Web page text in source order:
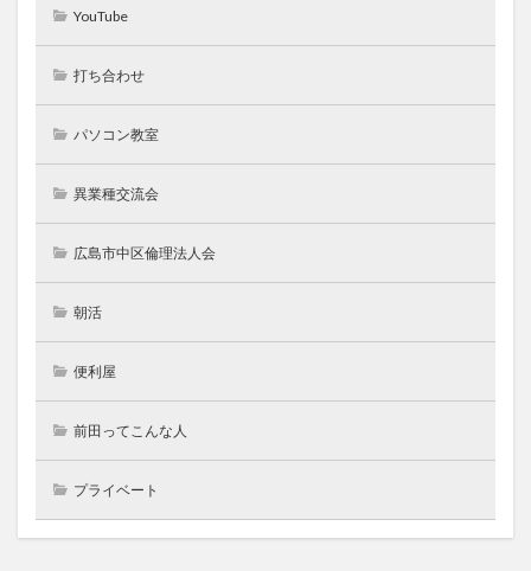
YouTube
打ち合わせ
パソコン教室
異業種交流会
広島市中区倫理法人会
朝活
便利屋
前田ってこんな人
プライベート